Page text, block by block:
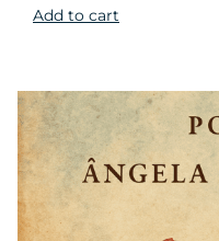
Add to cart